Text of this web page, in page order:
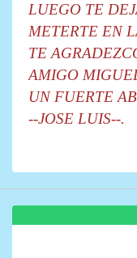
LUEGO TE
METERTE EN
TE
AMIGO
UN FUERTE
--JOSE LUIS--.